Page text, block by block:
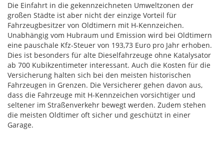
Die Einfahrt in die gekennzeichneten Umweltzonen der
großen Städte ist aber nicht der einzige Vorteil für
Fahrzeugbesitzer von Oldtimern mit H-Kennzeichen.
Unabhängig vom Hubraum und Emission wird bei Oldtimern
eine pauschale Kfz-Steuer von 193,73 Euro pro Jahr erhoben.
Dies ist besonders für alte Dieselfahrzeuge ohne Katalysator
ab 700 Kubikzentimeter interessant. Auch die Kosten für die
Versicherung halten sich bei den meisten historischen
Fahrzeugen in Grenzen. Die Versicherer gehen davon aus,
dass die Fahrzeuge mit H-Kennzeichen vorsichtiger und
seltener im Straßenverkehr bewegt werden. Zudem stehen
die meisten Oldtimer oft sicher und geschützt in einer
Garage.